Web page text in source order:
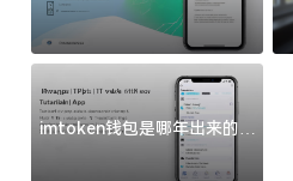
过来人告诉你门道
imtoken钱包是哪年出来的？
一文给你说清楚